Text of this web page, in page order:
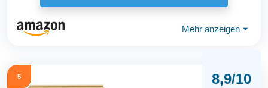
Mehr anzeigen ⏷
5 8,9/10